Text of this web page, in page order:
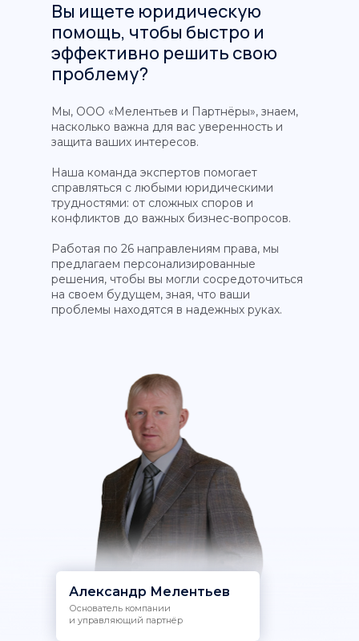
Вы ищете юридическую
помощь, чтобы быстро и
эффективно решить свою
проблему?
Мы, ООО «Мелентьев и Партнёры», знаем,
насколько важна для вас уверенность и
защита ваших интересов.
Наша команда экспертов помогает
справляться с любыми юридическими
трудностями: от сложных споров и
конфликтов до важных бизнес-вопросов.
Работая по 26 направлениям права, мы
предлагаем персонализированные
решения, чтобы вы могли сосредоточиться
на своем будущем, зная, что ваши
проблемы находятся в надежных руках.
Александр Мелентьев
Основатель компании
и управляющий партнёр